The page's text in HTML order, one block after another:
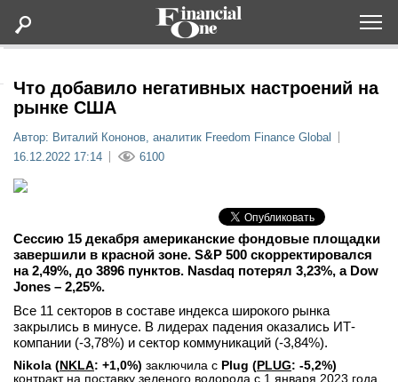
Статьи
Мероприятия
Новости
Интервью
Что добавило негативных настроений на
рынке США
Автор: Виталий Кононов, аналитик Freedom Finance Global
16.12.2022 17:14
6100
Сессию 15 декабря американские фондовые площадки
завершили в красной зоне. S&P 500 скорректировался
на 2,49%, до 3896 пунктов. Nasdaq потерял 3,23%, а Dow
Jones – 2,25%.
Все 11 секторов в составе индекса широкого рынка
закрылись в минусе. В лидерах падения оказались ИТ-
компании (-3,78%) и сектор коммуникаций (-3,84%).
Nikola (NKLA: +1,0%) заключила с Plug (PLUG: -5,2%)
контракт на поставку зеленого водорода с 1 января 2023 года.